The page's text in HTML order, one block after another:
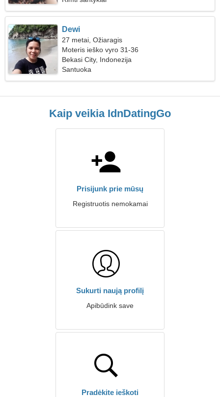
Dewi
27 metai, Ožiaragis
Moteris ieško vyro 31-36
Bekasi City, Indonezija
Santuoka
Kaip veikia IdnDatingGo
Prisijunk prie mūsų
Registruotis nemokamai
Sukurti naują profilį
Apibūdink save
Pradėkite ieškoti